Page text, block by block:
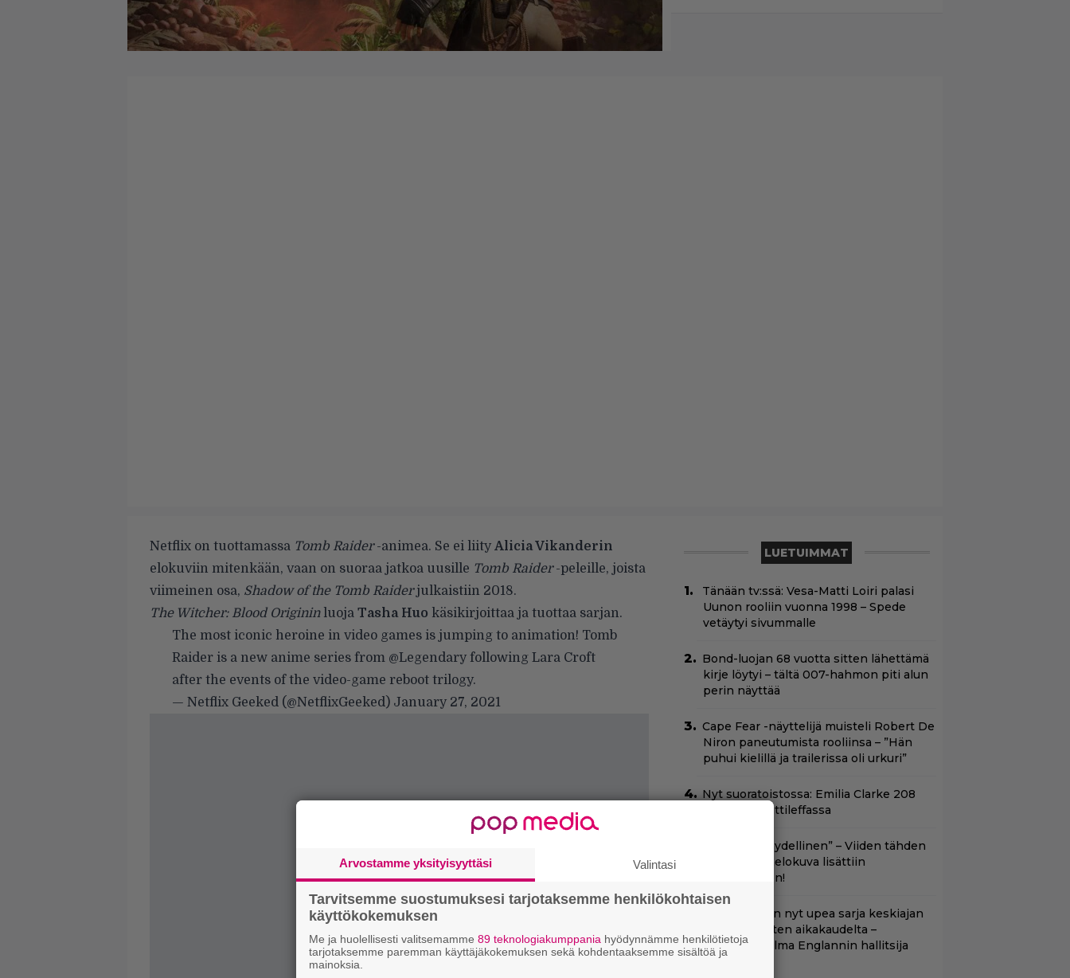
Netflix on tuottamassa Tomb Raider-animea. Se ei liity Alicia Vikanderin
elokuviin mitenkään, vaan on suoraa jatkoa uusille Tomb Raider-peleille, joista
viimeinen osa, Shadow of the Tomb Raiderjulkaistiin 2018.
The Witcher: Blood Origininluoja Tasha Huo käsikirjoittaa ja tuottaa sarjan.
The most iconic heroine in video games is jumping to animation! Tomb
Raider is a new anime series from @Legendary following Lara Croft
after the events of the video-game reboot trilogy.
— Netflix Geeked (@NetflixGeeked) January 27, 2021
LUETUIMMAT
Tänään tv:ssä: Vesa-Matti Loiri palasi
Uunon rooliin vuonna 1998 – Spede
vetäytyi sivummalle
Bond-luojan 68 vuotta sitten lähettämä
kirje löytyi – tältä 007-hahmon piti alun
perin näyttää
Cape Fear -näyttelijä muisteli Robert De
Niron paneutumista rooliinsa – ”Hän
puhui kielillä ja trailerissa oli urkuri”
Nyt suoratoistossa: Emilia Clarke 208
miljoonan hittileffassa
”Lajissaan täydellinen” – Viiden tähden
scifitoimintaelokuva lisättiin
suoratoistoon!
Netflixissä on nyt upea sarja keskiajan
kuninkaallisten aikakaudelta –
keskiössä julma Englannin hallitsija
Henrik VIII
Arvostamme yksityisyyttäsi Valintasi
Tarvitsemme suostumuksesi tarjotaksemme henkilökohtaisen
käyttökokemuksen
Me ja huolellisesti valitsemamme 89 teknologiakumppania hyödynnämme henkilötietoja
tarjotaksemme paremman käyttäjäkokemuksen sekä kohdentaaksemme sisältöä ja
mainoksia.